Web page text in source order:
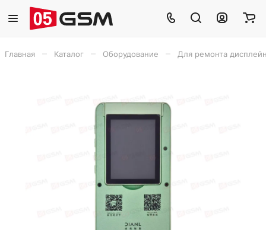
Главная Каталог Оборудование Для ремонта